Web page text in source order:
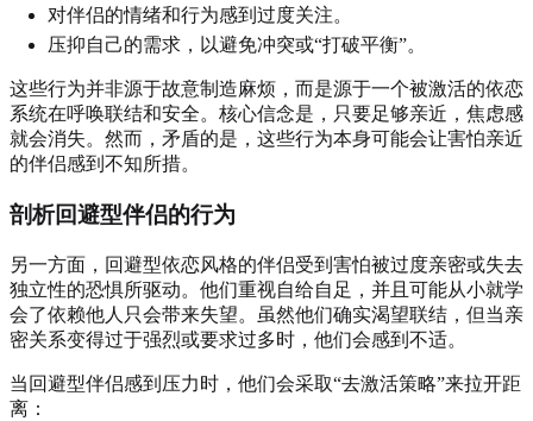
对伴侣的情绪和行为感到过度关注。
压抑自己的需求，以避免冲突或“打破平衡”。
这些行为并非源于故意制造麻烦，而是源于一个被激活的依恋
系统在呼唤联结和安全。核心信念是，只要足够亲近，焦虑感
就会消失。然而，矛盾的是，这些行为本身可能会让害怕亲近
的伴侣感到不知所措。
剖析回避型伴侣的行为
另一方面，回避型依恋风格的伴侣受到害怕被过度亲密或失去
独立性的恐惧所驱动。他们重视自给自足，并且可能从小就学
会了依赖他人只会带来失望。虽然他们确实渴望联结，但当亲
密关系变得过于强烈或要求过多时，他们会感到不适。
当回避型伴侣感到压力时，他们会采取“去激活策略”来拉开距
离：